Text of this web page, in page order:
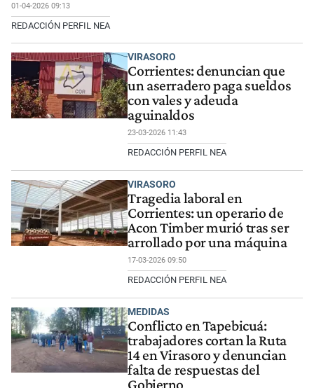
01-04-2026 09:13
REDACCIÓN PERFIL NEA
VIRASORO
Corrientes: denuncian que
un aserradero paga sueldos
con vales y adeuda
aguinaldos
23-03-2026 11:43
REDACCIÓN PERFIL NEA
VIRASORO
Tragedia laboral en
Corrientes: un operario de
Acon Timber murió tras ser
arrollado por una máquina
17-03-2026 09:50
REDACCIÓN PERFIL NEA
MEDIDAS
Conflicto en Tapebicuá:
trabajadores cortan la Ruta
14 en Virasoro y denuncian
falta de respuestas del
Gobierno